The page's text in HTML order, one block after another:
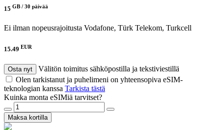
15 GB / 30 päivää
Ei ilman nopeusrajoitusta Vodafone, Türk Telekom, Turkcell
15.49 EUR
Osta nyt
Välitön toimitus sähköpostilla ja tekstiviestillä
Olen tarkistanut ja puhelimeni on yhteensopiva eSIM-
teknologian kanssa Tarkista tästä
Kuinka monta eSIMiä tarvitset?
Maksa kortilla